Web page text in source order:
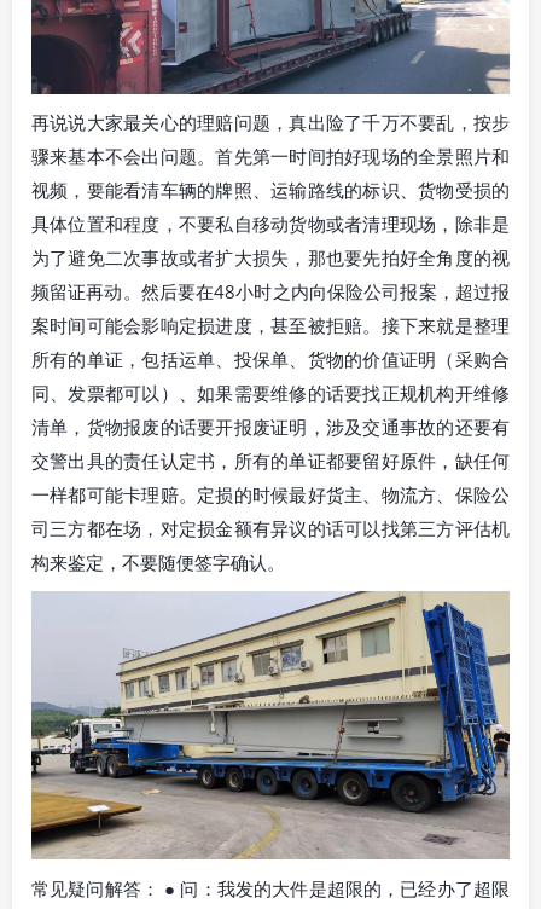
再说说大家最关心的理赔问题，真出险了千万不要乱，按步
骤来基本不会出问题。首先第一时间拍好现场的全景照片和
视频，要能看清车辆的牌照、运输路线的标识、货物受损的
具体位置和程度，不要私自移动货物或者清理现场，除非是
为了避免二次事故或者扩大损失，那也要先拍好全角度的视
频留证再动。然后要在48小时之内向保险公司报案，超过报
案时间可能会影响定损进度，甚至被拒赔。接下来就是整理
所有的单证，包括运单、投保单、货物的价值证明（采购合
同、发票都可以）、如果需要维修的话要找正规机构开维修
清单，货物报废的话要开报废证明，涉及交通事故的还要有
交警出具的责任认定书，所有的单证都要留好原件，缺任何
一样都可能卡理赔。定损的时候最好货主、物流方、保险公
司三方都在场，对定损金额有异议的话可以找第三方评估机
构来鉴定，不要随便签字确认。
常见疑问解答： ● 问：我发的大件是超限的，已经办了超限